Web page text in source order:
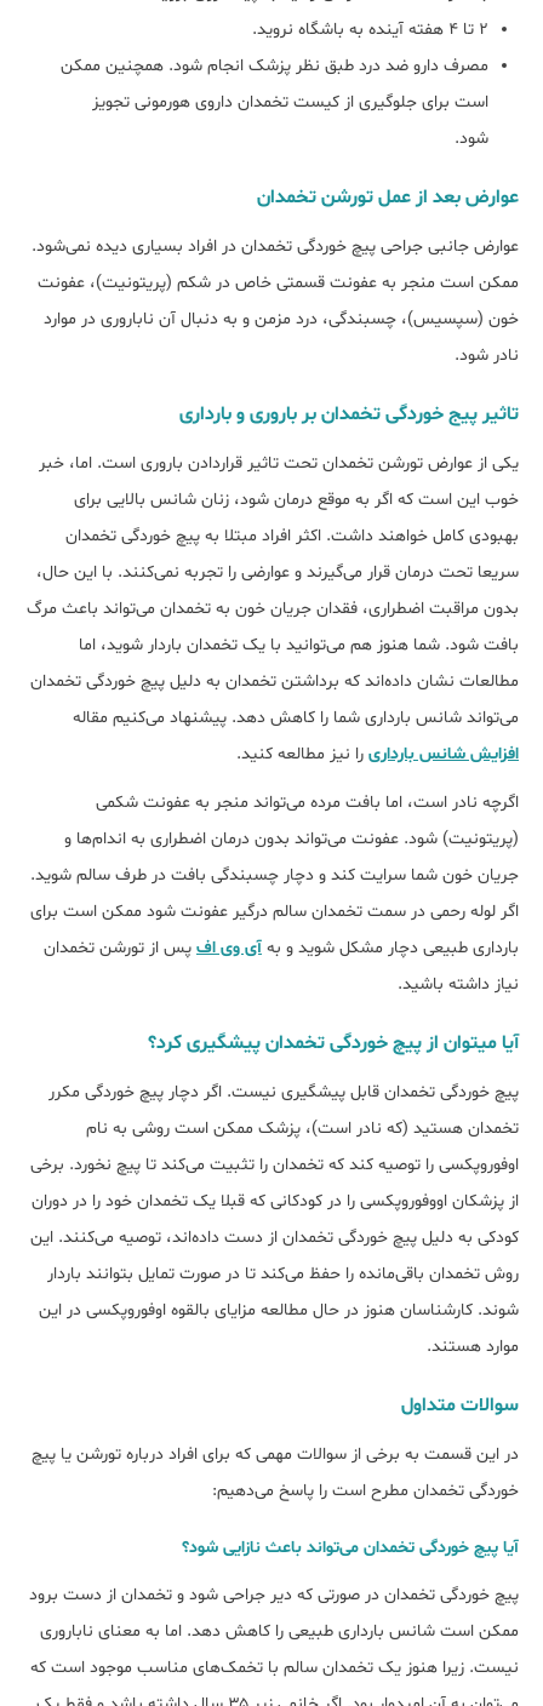
2 تا 4 هفته آینده به باشگاه نروید.
مصرف دارو ضد درد طبق نظر پزشک انجام شود. همچنین ممکن
است برای جلوگیری از کیست تخمدان داروی هورمونی تجویز
شود.
عوارض بعد از عمل تورشن تخمدان
عوارض جانبی جراحی پیچ خوردگی تخمدان در افراد بسیاری دیده نمی‌شود.
ممکن است منجر به عفونت قسمتی خاص در شکم (پریتونیت)، عفونت
خون (سپسیس)، چسبندگی، درد مزمن و به دنبال آن ناباروری در موارد
نادر شود.
تاثیر پیج خوردگی تخمدان بر باروری و بارداری
یکی از عوارض تورشن تخمدان تحت تاثیر قراردادن باروری است. اما، خبر
خوب این است که اگر به موقع درمان شود، زنان شانس بالایی برای
بهبودی کامل خواهند داشت. اکثر افراد مبتلا به پیچ خوردگی تخمدان
سریعا تحت درمان قرار می‌گیرند و عوارضی را تجربه نمی‌کنند. با این حال،
بدون مراقبت اضطراری، فقدان جریان خون به تخمدان می‌تواند باعث مرگ
بافت شود. شما هنوز هم می‌توانید با یک تخمدان باردار شوید، اما
مطالعات نشان داده‌اند که برداشتن تخمدان به دلیل پیچ خوردگی تخمدان
می‌تواند شانس بارداری شما را کاهش دهد. پیشنهاد می‌کنیم مقاله
افزایش شانس بارداری را نیز مطالعه کنید.
اگرچه نادر است، اما بافت مرده می‌تواند منجر به عفونت شکمی
(پریتونیت) شود. عفونت می‌تواند بدون درمان اضطراری به اندام‌ها و
جریان خون شما سرایت کند و دچار چسبندگی بافت در طرف سالم شوید.
اگر لوله رحمی در سمت تخمدان سالم درگیر عفونت شود ممکن است برای
بارداری طبیعی دچار مشکل شوید و به آی وی اف پس از تورشن تخمدان
نیاز داشته باشید.
آیا میتوان از پیچ خوردگی تخمدان پیشگیری کرد؟
پیچ خوردگی تخمدان قابل پیشگیری نیست. اگر دچار پیچ خوردگی مکرر
تخمدان هستید (که نادر است)، پزشک ممکن است روشی به نام
اوفوروپکسی را توصیه کند که تخمدان را تثبیت می‌کند تا پیچ نخورد. برخی
از پزشکان اووفوروپکسی را در کودکانی که قبلا یک تخمدان خود را در دوران
کودکی به دلیل پیچ خوردگی تخمدان از دست داده‌اند، توصیه می‌کنند. این
روش تخمدان باقی‌مانده را حفظ می‌کند تا در صورت تمایل بتوانند باردار
شوند. کارشناسان هنوز در حال مطالعه مزایای بالقوه اوفوروپکسی در این
موارد هستند.
سوالات متداول
در این قسمت به برخی از سوالات مهمی که برای افراد درباره تورشن یا پیچ
خوردگی تخمدان مطرح است را پاسخ می‌دهیم:
آیا پیچ خوردگی تخمدان می‌تواند باعث نازایی شود؟
پیچ خوردگی تخمدان در صورتی که دیر جراحی شود و تخمدان از دست برود
ممکن است شانس بارداری طبیعی را کاهش دهد. اما به معنای ناباروری
نیست. زیرا هنوز یک تخمدان سالم با تخمک‌های مناسب موجود است که